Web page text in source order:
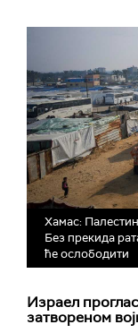
Хамас:
Без прекида
ће ослободити
Израел
затвореном